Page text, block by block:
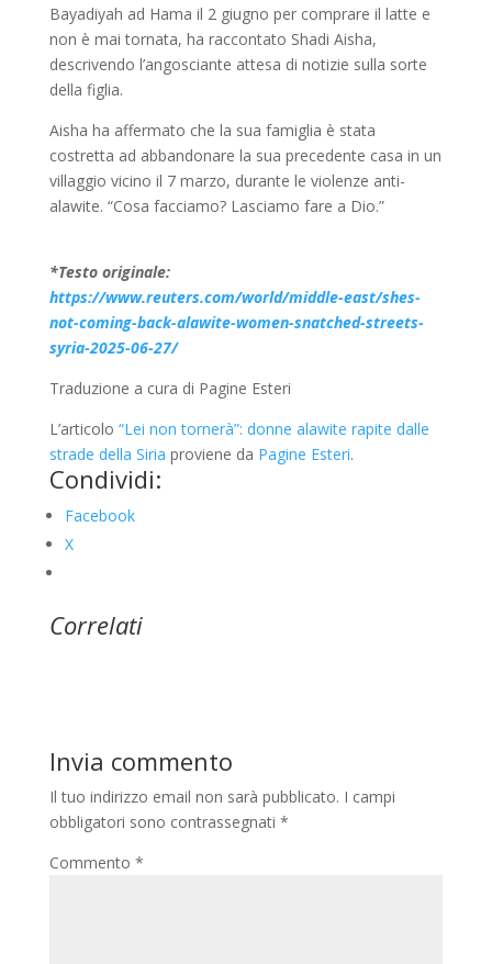
Bayadiyah ad Hama il 2 giugno per comprare il latte e
non è mai tornata, ha raccontato Shadi Aisha,
descrivendo l’angosciante attesa di notizie sulla sorte
della figlia.
Aisha ha affermato che la sua famiglia è stata
costretta ad abbandonare la sua precedente casa in un
villaggio vicino il 7 marzo, durante le violenze anti-
alawite. “Cosa facciamo? Lasciamo fare a Dio.”
*Testo originale:
https://www.reuters.com/world/middle-east/shes-
not-coming-back-alawite-women-snatched-streets-
syria-2025-06-27/
Traduzione a cura di Pagine Esteri
L’articolo “Lei non tornerà”: donne alawite rapite dalle
strade della Siria proviene da Pagine Esteri.
Condividi:
Facebook
X
Correlati
Invia commento
Il tuo indirizzo email non sarà pubblicato. I campi
obbligatori sono contrassegnati *
Commento *